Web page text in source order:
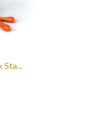
Sta...